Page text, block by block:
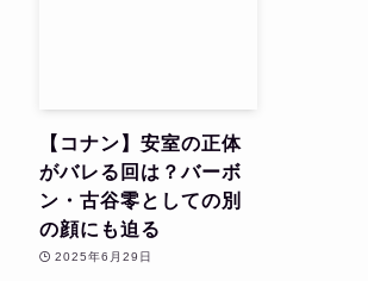
【コナン】安室の正体
がバレる回は？バーボ
ン・古谷零としての別
の顔にも迫る
2025年6月29日